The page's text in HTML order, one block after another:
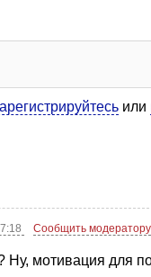
или
Сообщить модератору
Ну, мотивация для